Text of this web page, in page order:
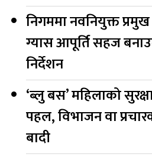
निगममा नवनियुक्त
ग्यास आपूर्ति सहज
निर्देशन
‘ब्लु बस’ महिलाको
पहल, विभाजन वा
बादी